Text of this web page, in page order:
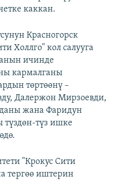
каккан.
Красногорск
Холлго" кол салууга
ичинде
кармалганы
төртөөнү –
Далержон Мирзоевди,
жана Фаридун
түз ишке
"Крокус Сити
тергөө иштерин